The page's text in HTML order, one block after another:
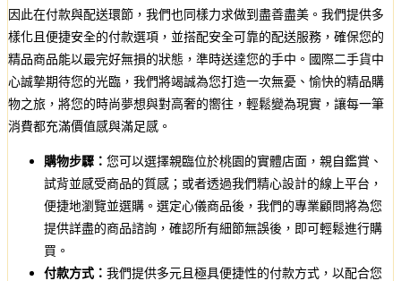
因此在付款與配送環節，我們也同樣力求做到盡善盡美。我們提供多
樣化且便捷安全的付款選項，並搭配安全可靠的配送服務，確保您的
精品商品能以最完好無損的狀態，準時送達您的手中。國際二手貨中
心誠摯期待您的光臨，我們將竭誠為您打造一次無憂、愉快的精品購
物之旅，將您的時尚夢想與對高奢的嚮往，輕鬆變為現實，讓每一筆
消費都充滿價值感與滿足感。
購物步驟： 您可以選擇親臨位於桃園的實體店面，親自鑑賞、
試背並感受商品的質感；或者透過我們精心設計的線上平台，
便捷地瀏覽並選購。選定心儀商品後，我們的專業顧問將為您
提供詳盡的商品諮詢，確認所有細節無誤後，即可輕鬆進行購
買。
付款方式： 我們提供多元且極具便捷性的付款方式，以配合您